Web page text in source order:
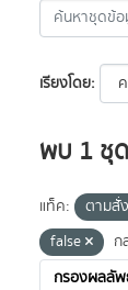
เรียงโดย
พบ 1 ชุ
แท็ค: ตามสั่ง
false
ก
กรองผลลั